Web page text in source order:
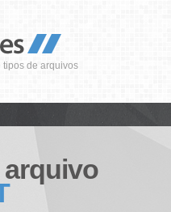
tipos de arquivos